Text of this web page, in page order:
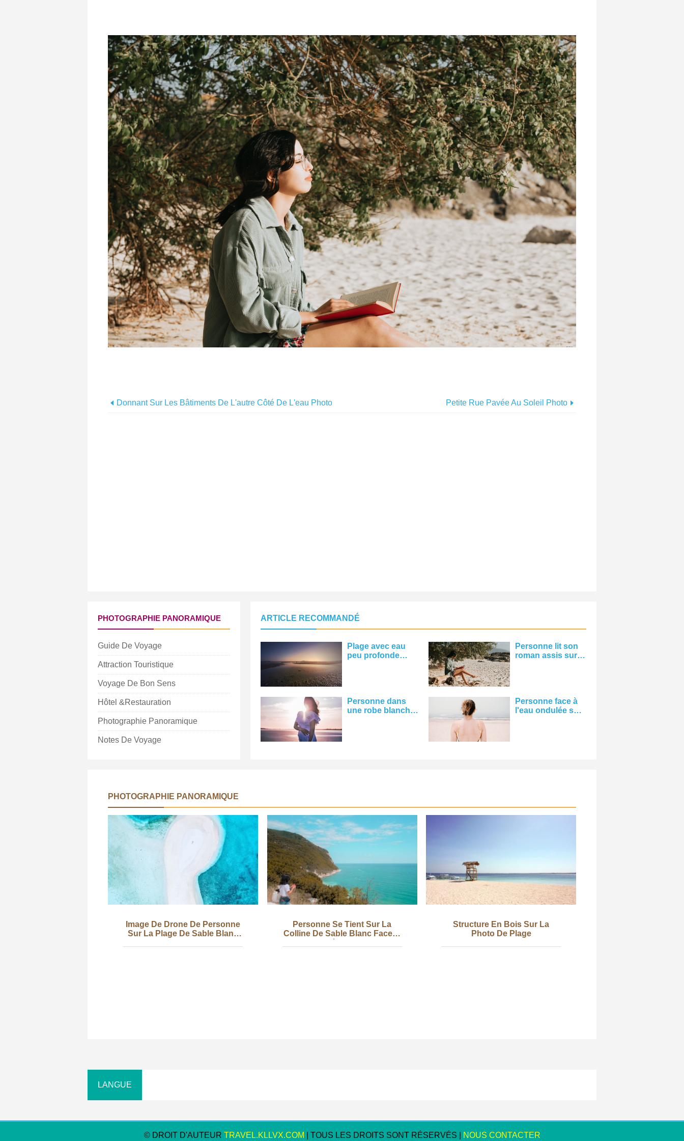
Donnant Sur Les Bâtiments De L'autre Côté De L'eau Photo Petite Rue Pavée Au Soleil Photo
PHOTOGRAPHIE PANORAMIQUE
Guide De Voyage
Attraction Touristique
Voyage De Bon Sens
Hôtel &Restauration
Photographie Panoramique
Notes De Voyage
ARTICLE RECOMMANDÉ
Plage avec eau
peu profonde
Personne lit son
roman assis sur
Personne dans
une robe blanche
Personne face à
l'eau ondulée sur
PHOTOGRAPHIE PANORAMIQUE
Image De Drone De Personne
Sur La Plage De Sable Blanc
Personne Se Tient Sur La
Colline De Sable Blanc Face À
Structure En Bois Sur La
Photo De Plage
© DROIT D'AUTEUR TRAVEL.KLLVX.COM | TOUS LES DROITS SONT RÉSERVÉS | NOUS CONTACTER